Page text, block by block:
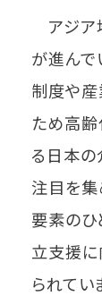
アジア
が進んで
制度や産
ため高
る日本の
注目を集
要素のひ
立支援
られてい